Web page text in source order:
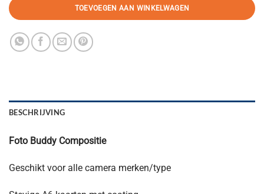
TOEVOEGEN AAN WINKELWAGEN
BESCHRIJVING
Foto Buddy Compositie
Geschikt voor alle camera merken/type